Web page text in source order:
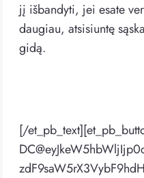
jį išbandyti, jei esate
daugiau, atsisiuntę
gidą.
[/